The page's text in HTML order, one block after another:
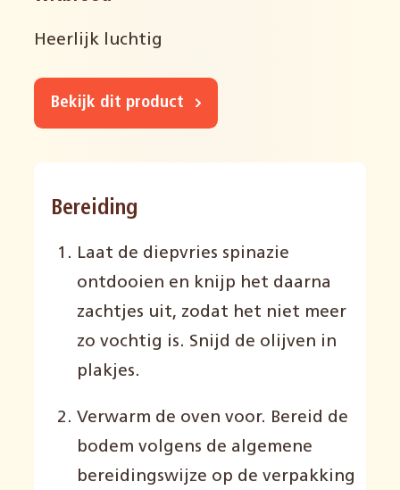
Heerlijk luchtig
Bekijk dit product
Bereiding
Laat de diepvries spinazie
ontdooien en knijp het daarna
zachtjes uit, zodat het niet meer
zo vochtig is. Snijd de olijven in
plakjes.
Verwarm de oven voor. Bereid de
bodem volgens de algemene
bereidingswijze op de verpakking